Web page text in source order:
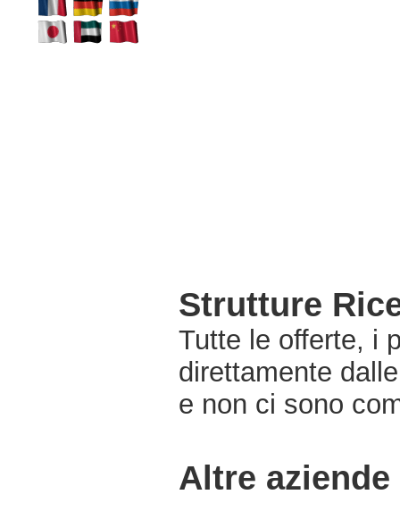
Strutture
Tutte le offerte, i
direttamente
e non ci sono
Altre